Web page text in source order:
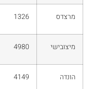
מרצדס 1326
מיצובישי 4980
הונדה 4149